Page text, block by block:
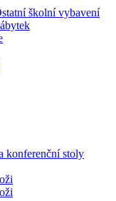
školní vybavení
konferenční stoly